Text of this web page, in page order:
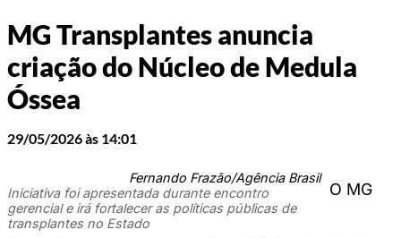
MG Transplantes anuncia
criação do Núcleo de Medula
Óssea
29/05/2026 às 14:01
Fernando Frazão/Agência Brasil
Iniciativa foi apresentada durante encontro
gerencial e irá fortalecer as políticas públicas de
transplantes no Estado
O MG